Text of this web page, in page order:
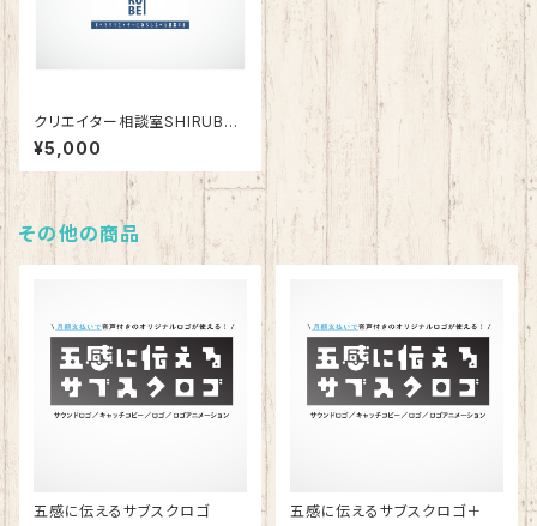
クリエイター相談室SHIRUBE
(単発版)
¥5,000
その他の商品
五感に伝えるサブスクロゴ 五感に伝えるサブスクロゴ＋